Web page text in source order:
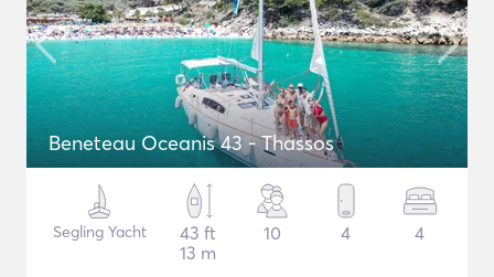
Beneteau Oceanis 43 - Thassos
Segling Yacht
43 ft
13 m
10 4 4